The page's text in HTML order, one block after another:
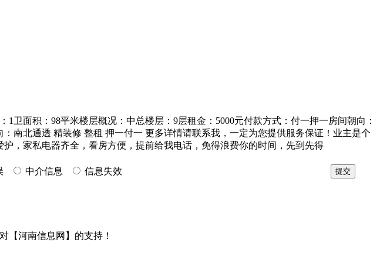
面积：98平米楼层概况：中总楼层：9层租金：5000元付款方式：付一押一房间朝向：
南北通透 精装修 整租 押一付一 更多详情请联系我，一定为您提供服务保证！业主是个
，家私电器齐全，看房方便，提前给我电话，免得浪费你的时间，先到先得
中介信息 信息失效
【河南信息网】的支持！